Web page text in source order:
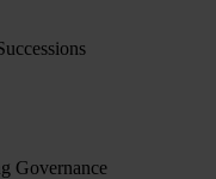
Governance